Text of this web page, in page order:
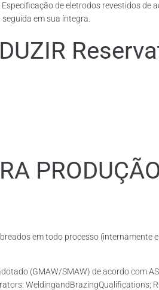
de eletrodos revestidos de
em sua íntegra.
em todo processo (internamente
(GMAW/SMAW) de acordo com
WeldingandBrazingQualifications;